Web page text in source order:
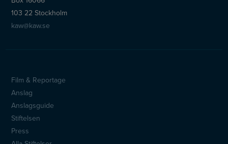
103 22 Stockholm
kaw@kaw.se
Sidfotsmeny
Film & Reportage
Anslag
Anslagsguide
Stiftelsen
Press